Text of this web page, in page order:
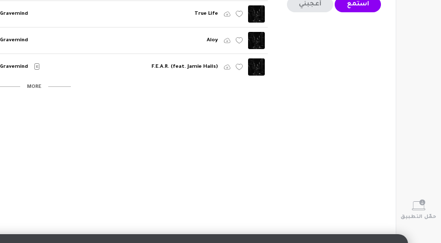
حمّل التطبيق
استمع أعجبني
True Life
Gravemind
Aloy
Gravemind
F.E.A.R. (feat. Jamie Hails)
E
Gravemind
MORE